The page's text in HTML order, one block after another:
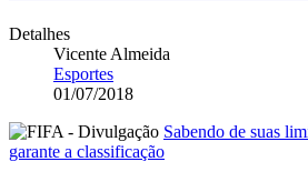
Detalhes
Vicente Almeida
Esportes
01/07/2018
Sabendo de suas
garante a classificação